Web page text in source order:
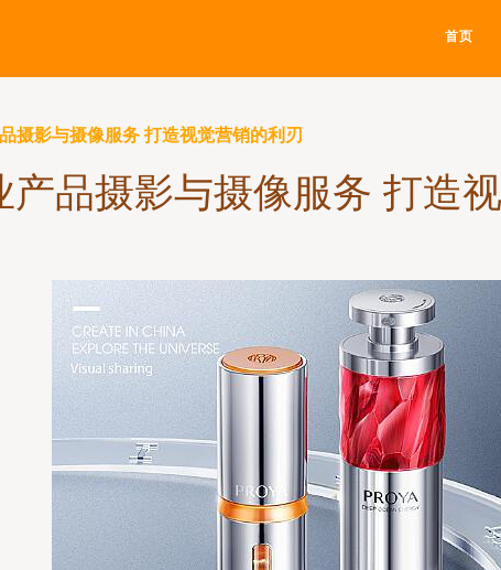
首页
摄影与摄像服务 打造视觉营销的利刃
产品摄影与摄像服务 打造